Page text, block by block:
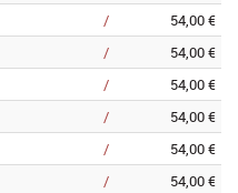
/
54,00 €
/
54,00 €
/
54,00 €
/
54,00 €
/
54,00 €
/
54,00 €